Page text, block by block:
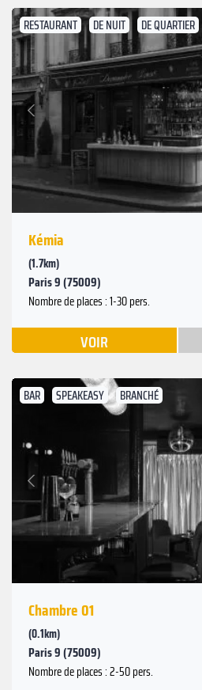
RESTAURANT DE NUIT DE QUARTIER
Précédent
Kémia
(1.7km)
Paris 9 (75009)
Nombre de places : 1-30 pers.
VOIR
BAR SPEAKEASY BRANCHÉ
Précédent
Chambre 01
(0.1km)
Paris 9 (75009)
Nombre de places : 2-50 pers.